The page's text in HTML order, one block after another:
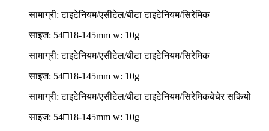
सामाग्री: टाइटेनियम/एसीटेल/बीटा टाइटेनियम/सिरेमिक
साइज: 54□18-145mm w: 10g
सामाग्री: टाइटेनियम/एसीटेल/बीटा टाइटेनियम/सिरेमिक
साइज: 54□18-145mm w: 10g
सामाग्री: टाइटेनियम/एसीटेल/बीटा टाइटेनियम/सिरेमिकबेचेर सकियो
साइज: 54□18-145mm w: 10g